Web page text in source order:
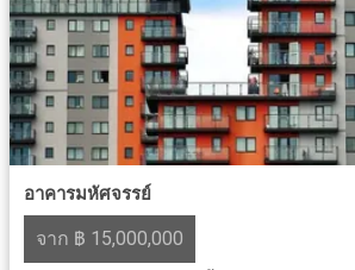
อาคารมหัศจรรย์
จาก ฿ 15,000,000